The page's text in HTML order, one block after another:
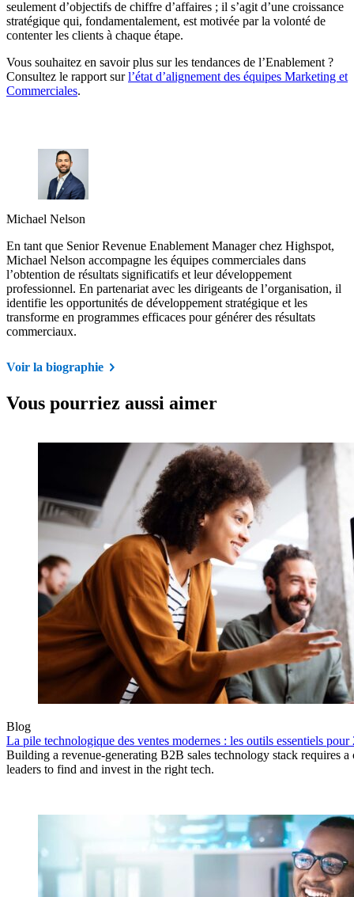
seulement d’objectifs de chiffre d’affaires ; il s’agit d’une croissance
stratégique qui, fondamentalement, est motivée par la volonté de
contenter les clients à chaque étape.
Vous souhaitez en savoir plus sur les tendances de l’Enablement ?
Consultez le rapport surl’état d’alignement des équipes Marketing et
Commerciales.
Michael Nelson
En tant que Senior Revenue Enablement Manager chez Highspot,
Michael Nelson accompagne les équipes commerciales dans
l’obtention de résultats significatifs et leur développement
professionnel. En partenariat avec les dirigeants de l’organisation, il
identifie les opportunités de développement stratégique et les
transforme en programmes efficaces pour générer des résultats
commerciaux.
Voir la biographie
Vous pourriez aussi aimer
Blog
La pile technologique des ventes modernes : les outils essentiels pour
Building a revenue-generating B2B sales technology stack requires
leaders to find and invest in the right tech.